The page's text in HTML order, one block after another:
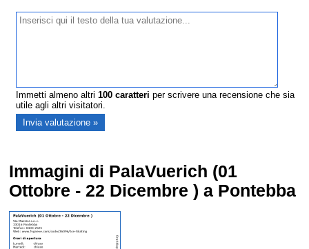
Immetti almeno altri100 caratteri per scrivere una recensione che sia
utile agli altri visitatori.
Immagini di PalaVuerich (01
Ottobre - 22 Dicembre ) a Pontebba